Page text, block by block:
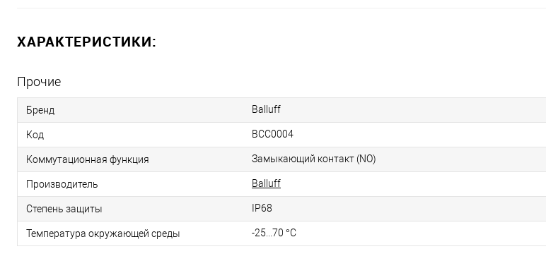
ХАРАКТЕРИСТИКИ:
Прочие
Бренд Balluff
Код BCC0004
Коммутационная функция Замыкающий контакт (NO)
Производитель Balluff
Степень защиты IP68
Температура окружающей среды -25...70 °C